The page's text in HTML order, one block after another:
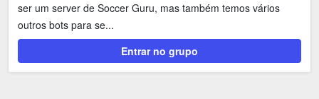
ser um server de Soccer Guru, mas também temos vários
outros bots para se...
Entrar no grupo